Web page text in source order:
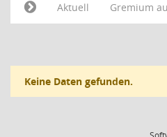
Aktuell
Gremium
Keine Daten gefunden.